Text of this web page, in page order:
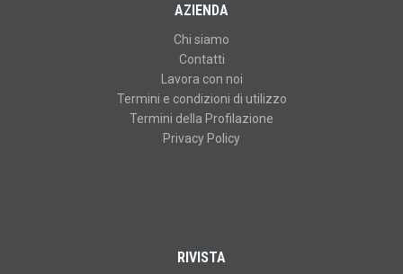
AZIENDA
Chi siamo
Contatti
Lavora con noi
Termini e condizioni di utilizzo
Termini della Profilazione
Privacy Policy
RIVISTA